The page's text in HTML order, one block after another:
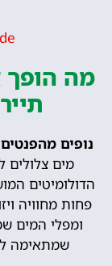
מה הופך
נופים
מים
הדולומיטים
פחות מחוויה
ומפלי המים
שמתאימה